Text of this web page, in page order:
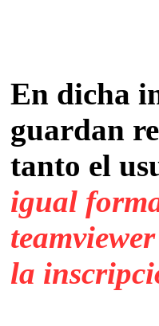
En dicha
guardan
tanto el
igual
la